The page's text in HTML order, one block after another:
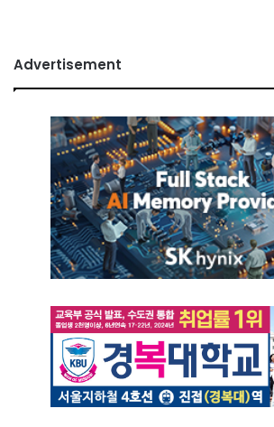
Advertisement